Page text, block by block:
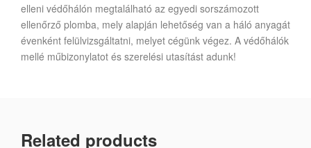
elleni védőhálón megtalálható az egyedi sorszámozott
ellenőrző plomba, mely alapján lehetőség van a háló anyagát
évenként felülvizsgáltatni, melyet cégünk végez. A védőhálók
mellé műbizonylatot és szerelési utasítást adunk!
Related products